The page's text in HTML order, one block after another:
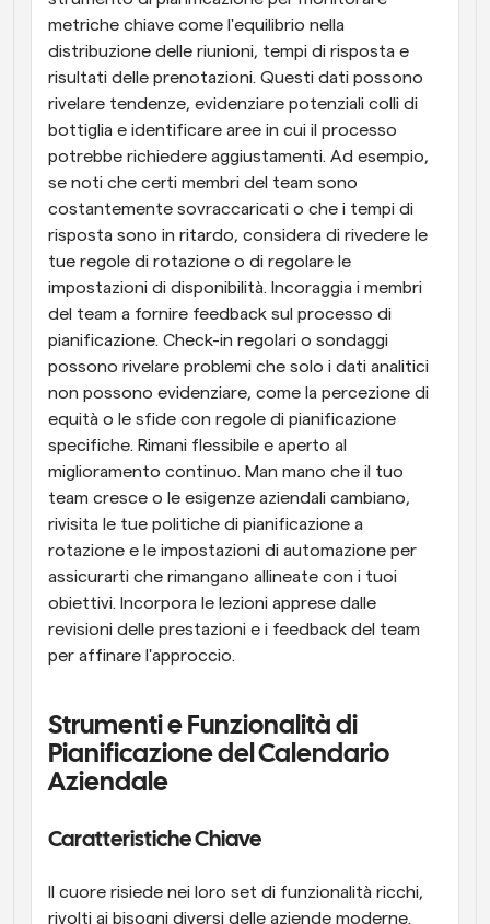
metriche chiave come l'equilibrio nella
distribuzione delle riunioni, tempi di risposta e
risultati delle prenotazioni. Questi dati possono
rivelare tendenze, evidenziare potenziali colli di
bottiglia e identificare aree in cui il processo
potrebbe richiedere aggiustamenti. Ad esempio,
se noti che certi membri del team sono
costantemente sovraccaricati o che i tempi di
risposta sono in ritardo, considera di rivedere le
tue regole di rotazione o di regolare le
impostazioni di disponibilità. Incoraggia i membri
del team a fornire feedback sul processo di
pianificazione. Check-in regolari o sondaggi
possono rivelare problemi che solo i dati analitici
non possono evidenziare, come la percezione di
equità o le sfide con regole di pianificazione
specifiche. Rimani flessibile e aperto al
miglioramento continuo. Man mano che il tuo
team cresce o le esigenze aziendali cambiano,
rivisita le tue politiche di pianificazione a
rotazione e le impostazioni di automazione per
assicurarti che rimangano allineate con i tuoi
obiettivi. Incorpora le lezioni apprese dalle
revisioni delle prestazioni e i feedback del team
per affinare l'approccio.
Strumenti e Funzionalità di
Pianificazione del Calendario
Aziendale
Caratteristiche Chiave
Il cuore risiede nei loro set di funzionalità ricchi,
rivolti ai bisogni diversi delle aziende moderne.